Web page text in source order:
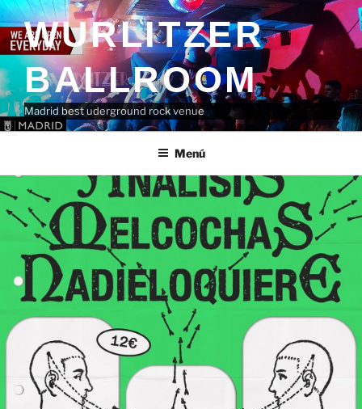
contenido
Saltar
al
contenido
WURLITZER
BALLROOM
Madrid best uderground rock venue
Menú